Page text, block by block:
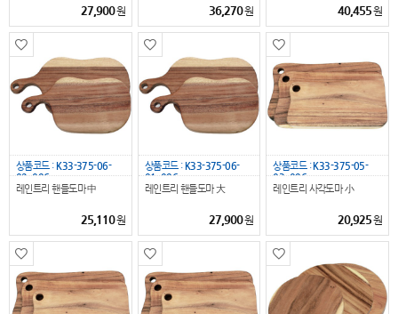
27,900원 36,270원 40,455원
상품코드 :K33-375-06-
02_096
레인트리 핸들도마 中
25,110원
상품코드 :K33-375-06-
01_096
레인트리 핸들도마 大
27,900원
상품코드 :K33-375-05-
03_096
레인트리 사각도마 小
20,925원